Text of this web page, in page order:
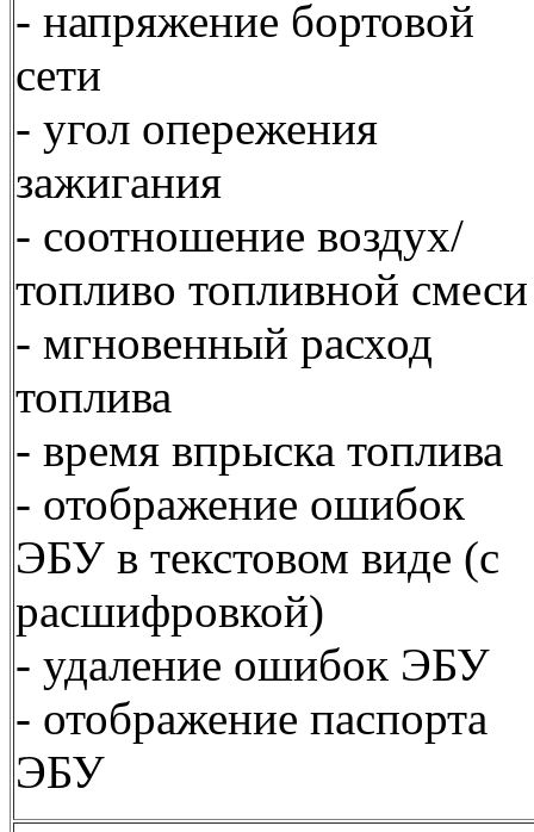
- напряжение бортовой
сети
- угол опережения
зажигания
- соотношение воздух/
топливо топливной
- мгновенный расход
топлива
- время впрыска топлива
- отображение ошибок
ЭБУ в текстовом виде (с
расшифровкой)
- удаление ошибок ЭБУ
- отображение паспорта
ЭБУ